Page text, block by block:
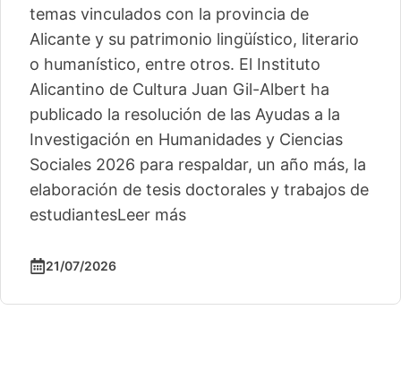
temas vinculados con la provincia de
Alicante y su patrimonio lingüístico, literario
o humanístico, entre otros. El Instituto
Alicantino de Cultura Juan Gil-Albert ha
publicado la resolución de las Ayudas a la
Investigación en Humanidades y Ciencias
Sociales 2026 para respaldar, un año más, la
elaboración de tesis doctorales y trabajos de
estudiantesLeer más
21/07/2026